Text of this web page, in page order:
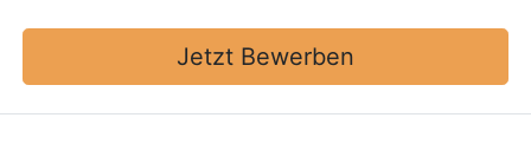
Jetzt Bewerben